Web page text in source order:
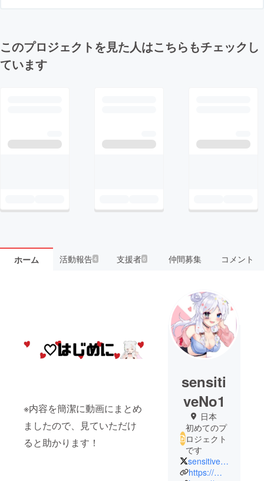
このプロジェクトを見た人はこちらもチェックし
ています
ホーム 活動報告4 支援者6 仲間募集 コメント
※内容を簡潔に動画にまとめ
ましたので、見ていただけ
ると助かります！
sensiti
veNo1
日本
初めてのプ
ロジェクト
です
sensitiveNo1
https://maronnie.me/sensitiveNo1/